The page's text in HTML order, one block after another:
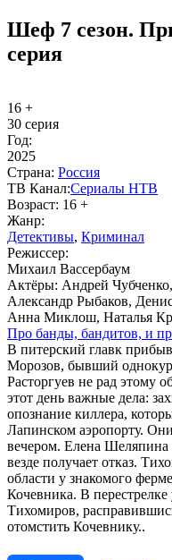
Шеф 7 сезон.
серия
16 +
30 серия
Год:
2025
Стра­на: Рос­сия
ТВ Ка­нал:Се­риа­лы НТВ
Воз­раст: 16 +
Жанр:
Де­тек­ти­вы, Кри­ми­нал
Ре­жис­сер:
Михаил Вассербаум
Ак­тё­ры: Андрей
Александр Рыбаков,
Анна Миклош, Наталья
Про бан­ды, бан­ди­тов, и
В питерский главк
Морозов, бывший
Расторгуев не рад этому
этот день важные дела:
опознание киллера,
Лапинском аэропорту.
вечером. Елена Шеляпина
везде получает отказ.
области у знакомого
Кочевника. В
Тихомиров,
отомстить Кочевнику..